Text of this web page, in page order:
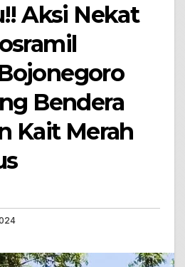
Aksi Nekat
Bendera
Kait Merah